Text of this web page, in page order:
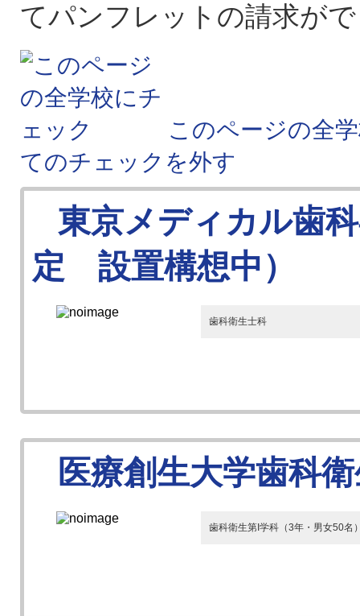
てパンフレットの請求が
このページの全
てのチェックを外す
東京メディカル歯
定 設置構想中）
歯科衛生士科
医療創生大学歯科
歯科衛生第I学科（3年・男女50名